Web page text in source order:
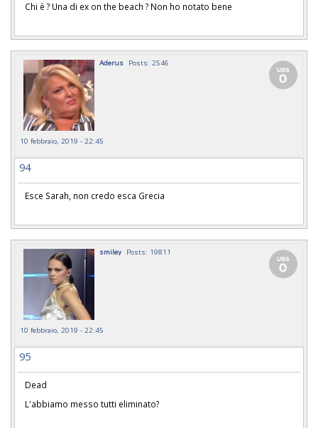
Chi è ? Una di ex on the beach ? Non ho notato bene
Aderus Posts: 2546
10 febbraio, 2019 - 22:45
94
Esce Sarah, non credo esca Grecia
smiley Posts: 19811
10 febbraio, 2019 - 22:45
95
Dead
L'abbiamo messo tutti eliminato?